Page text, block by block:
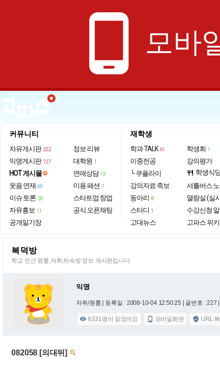
phone_android 모바
커뮤니티
자유게시판 222
익명게시판 727
HOT 게시물
웃음·연재 65
이슈·토론 20
자유홍보 11
공개일기장
정보·리뷰
대학원 1
연애상담 13
미용·패션 7
스타트업·창업
공식 오픈채팅
재학생
학과 TALK 61
이중전공
└ 쿠플라이
강의자료·족보
동아리 8
스터디 1
고대뉴스
학생회 1
강의평가
restaurant 학생식
셔틀버스
열람실 (실
수강신청
고파스 위키
복덕방
학교 인근 원룸,자취,하숙방 정보 게시판입니다.
익명
자취/원룸 | 등록일 : 2008-10-04 12:50:25 | 글번호 : 227
 6331명이 읽었어요  모바일화면  URL
082058 [의대뒤] 